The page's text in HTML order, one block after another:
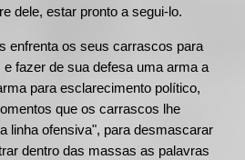
dele, estar pronto a segui-lo.
enfrenta os seus carrascos para
fazer de sua defesa uma arma a
para esclarecimento político,
que os carrascos lhe
linha ofensiva", para desmascarar
dentro das massas as palavras